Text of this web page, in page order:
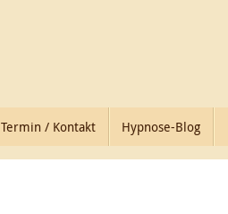
Termin / Kontakt Hypnose-Blog